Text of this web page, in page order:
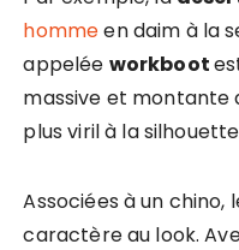
hommeen daim à la
appelée workboot
massive et montante
plus viril à la
Associées à un
caractère au look.